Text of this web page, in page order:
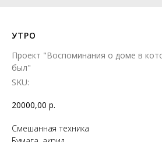
УТРО
Проект "Воспоминания о доме в
был"
SKU:
20000,00 р.
Смешанная техника